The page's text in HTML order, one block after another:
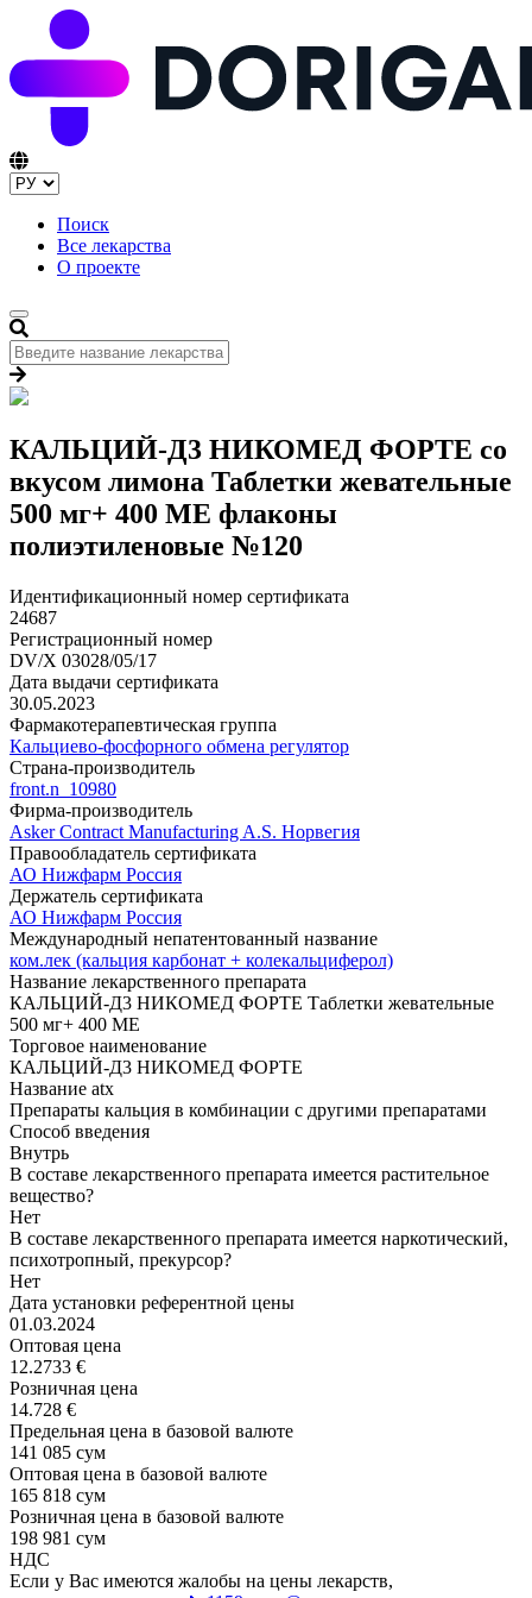
Поиск
Все лекарства
О проекте
КАЛЬЦИЙ-Д3 НИКОМЕД ФОРТЕ со
вкусом лимона Таблетки жевательные
500 мг+ 400 МЕ флаконы
полиэтиленовые №120
Идентификационный номер сертификата
24687
Регистрационный номер
DV/X 03028/05/17
Дата выдачи сертификата
30.05.2023
Фармакотерапевтическая группа
Кальциево-фосфорного обмена регулятор
Страна-производитель
front.n_10980
Фирма-производитель
Asker Contract Manufacturing A.S. Норвегия
Правообладатель сертификата
АО Нижфарм Россия
Держатель сертификата
АО Нижфарм Россия
Международный непатентованный название
ком.лек (кальция карбонат + колекальциферол)
Название лекарственного препарата
КАЛЬЦИЙ-Д3 НИКОМЕД ФОРТЕ Таблетки жевательные
500 мг+ 400 МЕ
Торговое наименование
КАЛЬЦИЙ-Д3 НИКОМЕД ФОРТЕ
Название atx
Препараты кальция в комбинации с другими препаратами
Способ введения
Внутрь
В составе лекарственного препарата имеется растительное
вещество?
Нет
В составе лекарственного препарата имеется наркотический,
психотропный, прекурсор?
Нет
Дата установки референтной цены
01.03.2024
Оптовая цена
12.2733 €
Розничная цена
14.728 €
Предельная цена в базовой валюте
141 085 сум
Оптовая цена в базовой валюте
165 818 сум
Розничная цена в базовой валюте
198 981 сум
НДС
Если у Вас имеются жалобы на цены лекарств,